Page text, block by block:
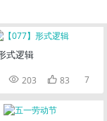
式逻辑
 203  83 7